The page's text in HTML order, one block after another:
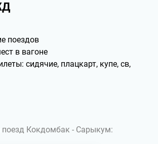
поездов
в вагоне
сидячие, плацкарт, купе, св,
поезд Кокдомбак - Сарыкум: